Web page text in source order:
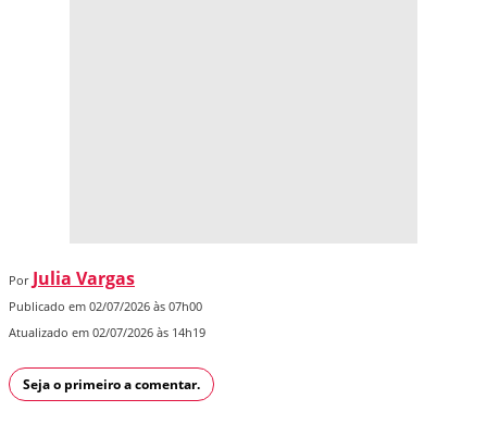
Por Julia Vargas
Publicado em 02/07/2026 às 07h00
Atualizado em 02/07/2026 às 14h19
Seja o primeiro a comentar.